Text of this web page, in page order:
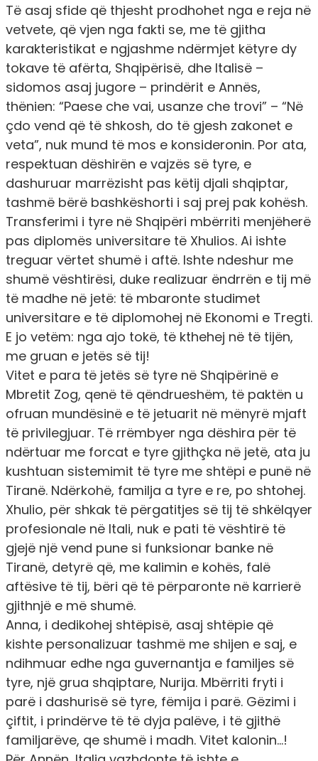
Të asaj sfide që thjesht prodhohet nga e reja në
vetvete, që vjen nga fakti se, me të gjitha
karakteristikat e ngjashme ndërmjet këtyre dy
tokave të afërta, Shqipërisë, dhe Italisë –
sidomos asaj jugore – prindërit e Annës,
thënien: “Paese che vai, usanze che trovi” – “Në
çdo vend që të shkosh, do të gjesh zakonet e
veta”, nuk mund të mos e konsideronin. Por ata,
respektuan dëshirën e vajzës së tyre, e
dashuruar marrëzisht pas këtij djali shqiptar,
tashmë bërë bashkëshorti i saj prej pak kohësh.
Transferimi i tyre në Shqipëri mbërriti menjëherë
pas diplomës universitare të Xhulios. Ai ishte
treguar vërtet shumë i aftë. Ishte ndeshur me
shumë vështirësi, duke realizuar ëndrrën e tij më
të madhe në jetë: të mbaronte studimet
universitare e të diplomohej në Ekonomi e Tregti.
E jo vetëm: nga ajo tokë, të kthehej në të tijën,
me gruan e jetës së tij!
Vitet e para të jetës së tyre në Shqipërinë e
Mbretit Zog, qenë të qëndrueshëm, të paktën u
ofruan mundësinë e të jetuarit në mënyrë mjaft
të privilegjuar. Të rrëmbyer nga dëshira për të
ndërtuar me forcat e tyre gjithçka në jetë, ata ju
kushtuan sistemimit të tyre me shtëpi e punë në
Tiranë. Ndërkohë, familja a tyre e re, po shtohej.
Xhulio, për shkak të përgatitjes së tij të shkëlqyer
profesionale në Itali, nuk e pati të vështirë të
gjejë një vend pune si funksionar banke në
Tiranë, detyrë që, me kalimin e kohës, falë
aftësive të tij, bëri që të përparonte në karrierë
gjithnjë e më shumë.
Anna, i dedikohej shtëpisë, asaj shtëpie që
kishte personalizuar tashmë me shijen e saj, e
ndihmuar edhe nga guvernantja e familjes së
tyre, një grua shqiptare, Nurija. Mbërriti fryti i
parë i dashurisë së tyre, fëmija i parë. Gëzimi i
çiftit, i prindërve të të dyja palëve, i të gjithë
familjarëve, qe shumë i madh. Vitet kalonin…!